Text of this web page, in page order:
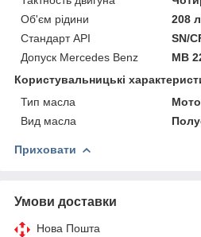
Об'єм рідини
208 л
Стандарт API
SN/
Допуск Mercedes Benz
MB
Користувальницькі
Тип масла
Вид масла
Приховати
Умови доставки
Нова Пошта